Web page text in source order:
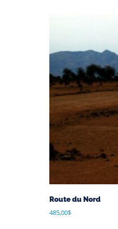
Route du Nord
485,00$